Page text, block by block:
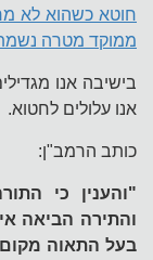
חוטא כשהוא לא
ממוקד מטרה
בישיבה אנו
אנו עלולים לחטוא.
כותב הרמב"ן:
"והענין כי
והתירה הביאה
בעל התאוה מקום